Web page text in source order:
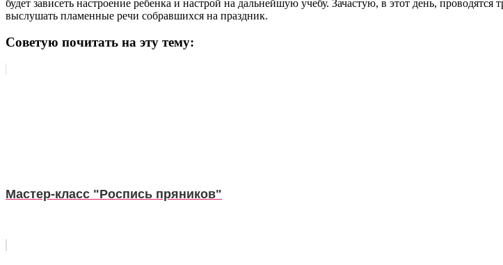
будет зависеть настроение ребенка и настрой на дальнейшую учебу. Зачастую, в этот день,
выслушать пламенные речи собравшихся на праздник.
Советую почитать на эту тему:
Мастер-класс "Роспись пряников"